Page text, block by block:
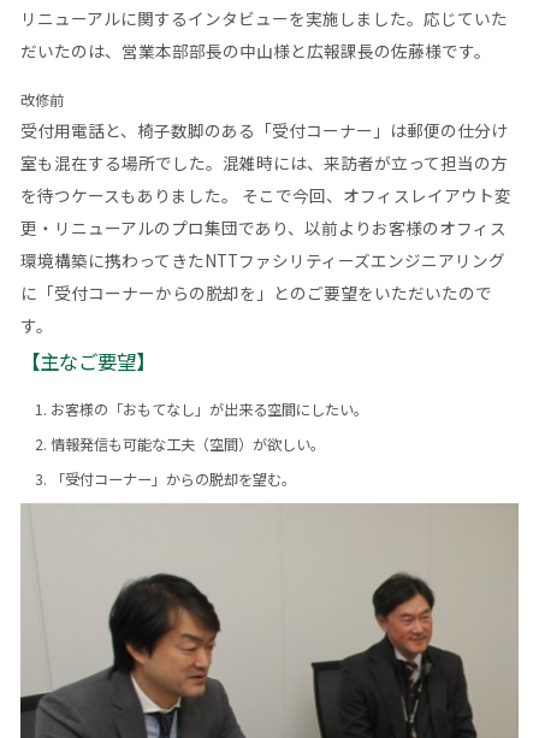
リニューアルに関するインタビューを実施しました。応じていた
だいたのは、営業本部部長の中山様と広報課長の佐藤様です。
改修前
受付用電話と、椅子数脚のある「受付コーナー」は郵便の仕分け
室も混在する場所でした。混雑時には、来訪者が立って担当の方
を待つケースもありました。 そこで今回、オフィスレイアウト変
更・リニューアルのプロ集団であり、以前よりお客様のオフィス
環境構築に携わってきたNTTファシリティーズエンジニアリング
に「受付コーナーからの脱却を」とのご要望をいただいたので
す。
【主なご要望】
お客様の「おもてなし」が出来る空間にしたい。
情報発信も可能な工夫（空間）が欲しい。
「受付コーナー」からの脱却を望む。